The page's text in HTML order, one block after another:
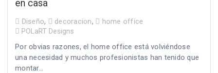
en casa
Diseño, decoracion,
home office
POLaRT Designs
Por obvias razones, el home office está volviéndose
una necesidad y muchos profesionistas han tenido que
montar...